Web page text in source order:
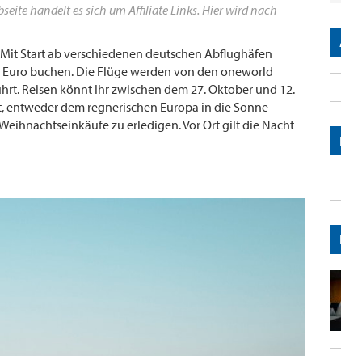
handelt es sich um Affiliate Links. Hier wird nach
Start ab verschiedenen deutschen Abflughäfen
buchen. Die Flüge werden von den oneworld
Reisen könnt Ihr zwischen dem 27. Oktober und 12.
entweder dem regnerischen Europa in die Sonne
zu erledigen. Vor Ort gilt die Nacht